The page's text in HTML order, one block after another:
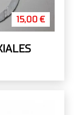
15,00 €